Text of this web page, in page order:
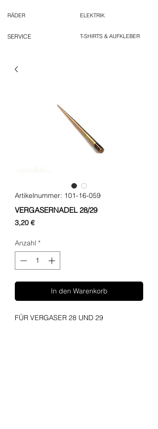
RÄDER
SERVICE
ELEKTRIK
T-SHIRTS & AUFKLEBER
Artikelnummer: 101-16-059
VERGASERNADEL 28/29
3,20 €Preis
Anzahl *
In den Warenkorb
FÜR VERGASER 28 UND 29